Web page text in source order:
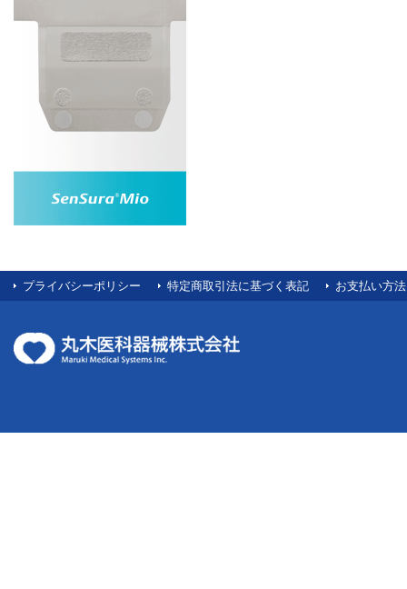
プライバシーポリシー 特定商取引法に基づく表記 お支払い方